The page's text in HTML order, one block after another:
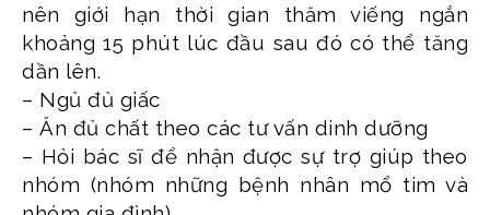
nên giới hạn thời gian thăm viếng ngắn
khoảng 15 phút lúc đầu sau đó có thể tăng
dần lên.
– Ngủ đủ giấc
– Ăn đủ chất theo các tư vấn dinh dưỡng
– Hỏi bác sĩ để nhận được sự trợ giúp theo
nhóm (nhóm những bệnh nhân mổ tim và